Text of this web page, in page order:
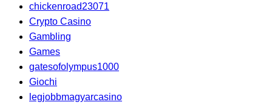
chickenroad23071
Crypto Casino
Gambling
Games
gatesofolympus1000
Giochi
legjobbmagyarcasino